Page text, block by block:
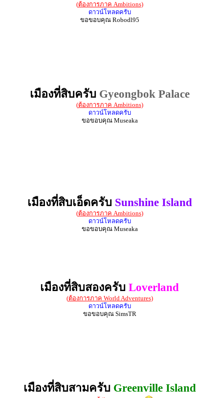
(ต้องการภาค Ambitions)
ดาวน์โหลดครับ
ขอขอบคุณ Robodl95
เมืองที่สิบครับ Gyeongbok Palace
(ต้องการภาค Ambitions)
ดาวน์โหลดครับ
ขอขอบคุณ Museaka
เมืองที่สิบเอ็ดครับ Sunshine Island
(ต้องการภาค Ambitions)
ดาวน์โหลดครับ
ขอขอบคุณ Museaka
เมืองที่สิบสองครับ Loverland
(ต้องการภาค World Adventures)
ดาวน์โหลดครับ
ขอขอบคุณ SimsTR
เมืองที่สิบสามครับ Greenville Island